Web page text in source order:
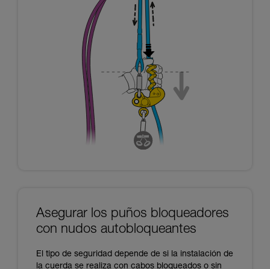
Asegurar los puños bloqueadores
con nudos autobloqueantes
El tipo de seguridad depende de si la instalación de
la cuerda se realiza con cabos bloqueados o sin